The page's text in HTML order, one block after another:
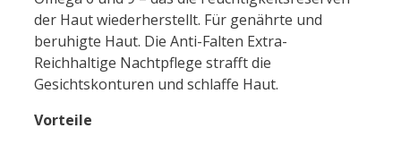
der Haut wiederherstellt. Für genährte und
beruhigte Haut. Die Anti-Falten Extra-
Reichhaltige Nachtpflege strafft die
Gesichtskonturen und schlaffe Haut.
Vorteile